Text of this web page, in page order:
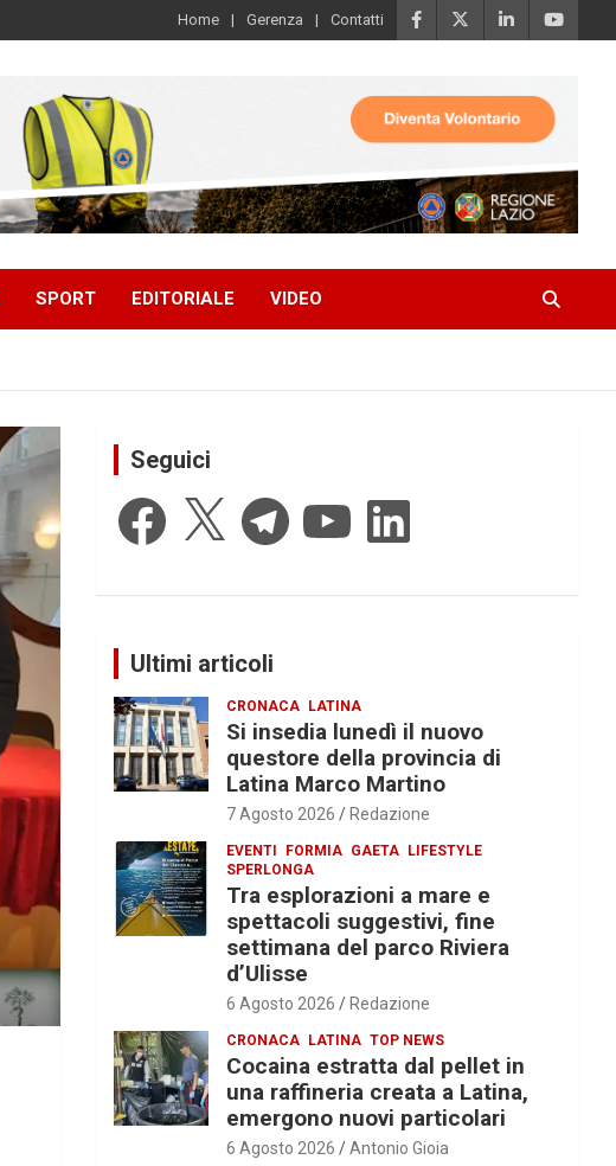
Home Gerenza Contatti
SPORT EDITORIALE VIDEO
Seguici
Facebook
X TelegramYouTube LinkedIn
Ultimi articoli
CRONACA LATINA
Si insedia lunedì il nuovo
questore della provincia di
Latina Marco Martino
7 Agosto 2026 Redazione
EVENTI FORMIA GAETA LIFESTYLE
SPERLONGA
Tra esplorazioni a mare e
spettacoli suggestivi, fine
settimana del parco Riviera
d’Ulisse
6 Agosto 2026 Redazione
CRONACA LATINA TOP NEWS
Cocaina estratta dal pellet in
una raffineria creata a Latina,
emergono nuovi particolari
6 Agosto 2026 Antonio Gioia